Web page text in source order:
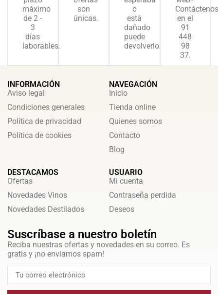
máximo
de 2 -
3
días
laborables.
son
únicas.
o
está
dañado
puede
devolverlo.
Contáctenos
en el
91
448
98
37.
INFORMACIÓN
Aviso legal
Condiciones generales
Política de privacidad
Política de cookies
NAVEGACIÓN
Inicio
Tienda online
Quienes somos
Contacto
Blog
DESTACAMOS
Ofertas
Novedades Vinos
Novedades Destilados
USUARIO
Mi cuenta
Contraseña perdida
Deseos
Suscríbase a nuestro boletín
Reciba nuestras ofertas y novedades en su correo. Es
gratis y ¡no enviamos spam!